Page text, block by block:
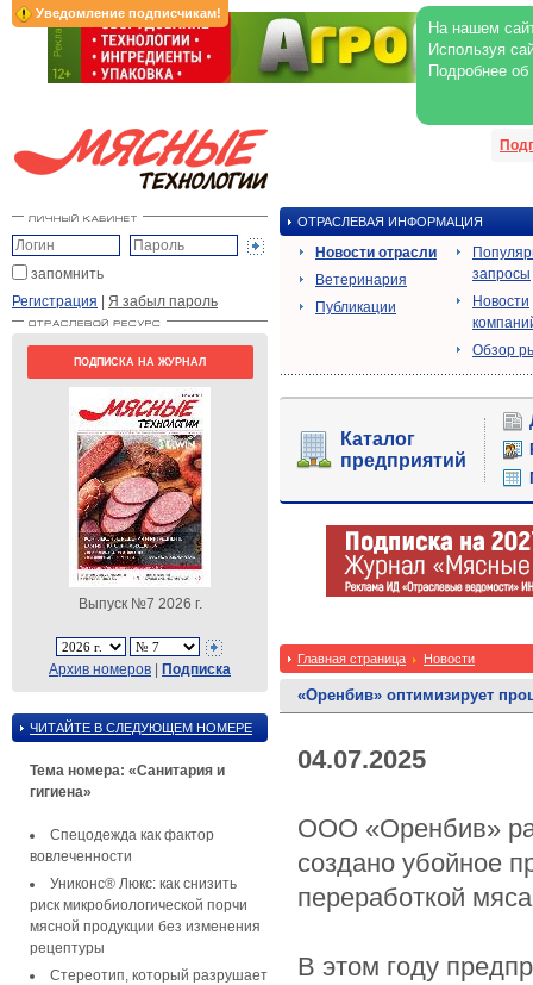
Уведомление подписчикам!
На нашем
Используя
Подробнее
запомнить
Регистрация | Я забыл пароль
ПОДПИСКА НА ЖУРНАЛ
Выпуск №7 2026 г.
Архив номеров | Подписка
ЧИТАЙТЕ В СЛЕДУЮЩЕМ НОМЕРЕ
Тема номера: «Санитария и
гигиена»
Спецодежда как фактор
вовлеченности
Униконс® Люкс: как снизить
риск микробиологической порчи
мясной продукции без изменения
рецептуры
Стереотип, который разрушает
ОТРАСЛЕВАЯ ИНФОРМАЦИЯ
Новости отрасли
Ветеринария
Публикации
запросы
Новости
Обзор
Каталог
предприятий
Главная страница Новости
«Оренбив» оптимизирует
04.07.2025
ООО «Оренбив»
создано убойное
переработкой
В этом году